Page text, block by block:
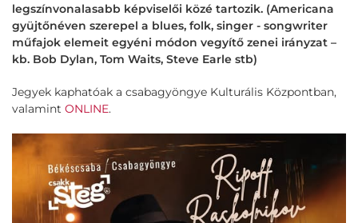
legszínvonalasabb képviselői közé tartozik. (Americana
gyüjtőnéven szerepel a blues, folk, singer - songwriter
műfajok elemeit egyéni módon vegyítő zenei irányzat –
kb. Bob Dylan, Tom Waits, Steve Earle stb)
Jegyek kaphatóak a csabagyöngye Kulturális Központban,
valamint ONLINE.